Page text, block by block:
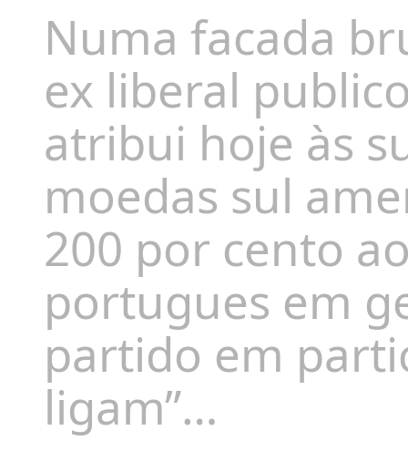
Numa facada
ex liberal
atribui hoje às
moedas sul
200 por cento
portugues em
partido em
ligam”…